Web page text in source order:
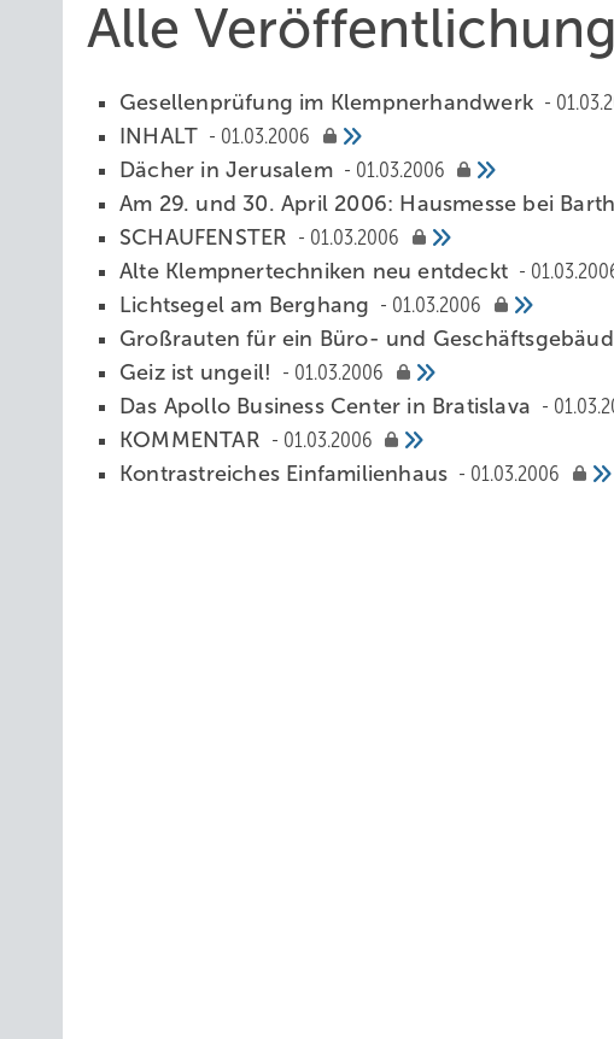
Alle
Gesellenprüfung im Klempnerhandwerk
INHALT
01.03.2006
Dächer in Jerusalem
01.03.2006
Am 29. und 30. April 2006: Hausmesse bei
SCHAUFENSTER
01.03.2006
Alte Klempnertechniken neu entdeckt
Lichtsegel am Berghang
01.03.2006
Großrauten für ein Büro- und
Geiz ist ungeil!
01.03.2006
Das Apollo Business Center in Bratislava
KOMMENTAR
01.03.2006
Kontrastreiches Einfamilienhaus
01.03.2006